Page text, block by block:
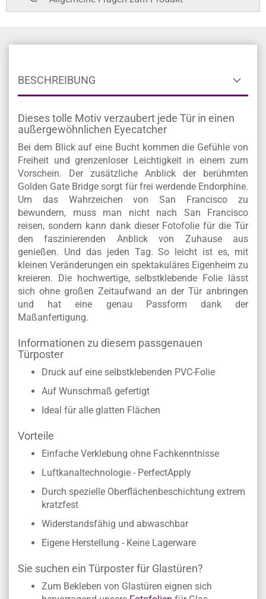
BESCHREIBUNG
Dieses tolle Motiv verzaubert jede Tür in einen
außergewöhnlichen Eyecatcher
Bei dem Blick auf eine Bucht kommen die Gefühle von
Freiheit und grenzenloser Leichtigkeit in einem zum
Vorschein. Der zusätzliche Anblick der berühmten
Golden Gate Bridge sorgt für frei werdende Endorphine.
Um das Wahrzeichen von San Francisco zu
bewundern, muss man nicht nach San Francisco
reisen, sondern kann dank dieser Fotofolie für die Tür
den faszinierenden Anblick von Zuhause aus
genießen. Und das jeden Tag. So leicht ist es, mit
kleinen Veränderungen ein spektakuläres Eigenheim zu
kreieren. Die hochwertige, selbstklebende Folie lässt
sich ohne großen Zeitaufwand an der Tür anbringen
und hat eine genau Passform dank der
Maßanfertigung.
Informationen zu diesem passgenauen
Türposter
Druck auf eine selbstklebenden PVC-Folie
Auf Wunschmaß gefertigt
Ideal für alle glatten Flächen
Vorteile
Einfache Verklebung ohne Fachkenntnisse
Luftkanaltechnologie - PerfectApply
Durch spezielle Oberflächenbeschichtung extrem
kratzfest
Widerstandsfähig und abwaschbar
Eigene Herstellung - Keine Lagerware
Sie suchen ein Türposter für Glastüren?
Zum Bekleben von Glastüren eignen sich